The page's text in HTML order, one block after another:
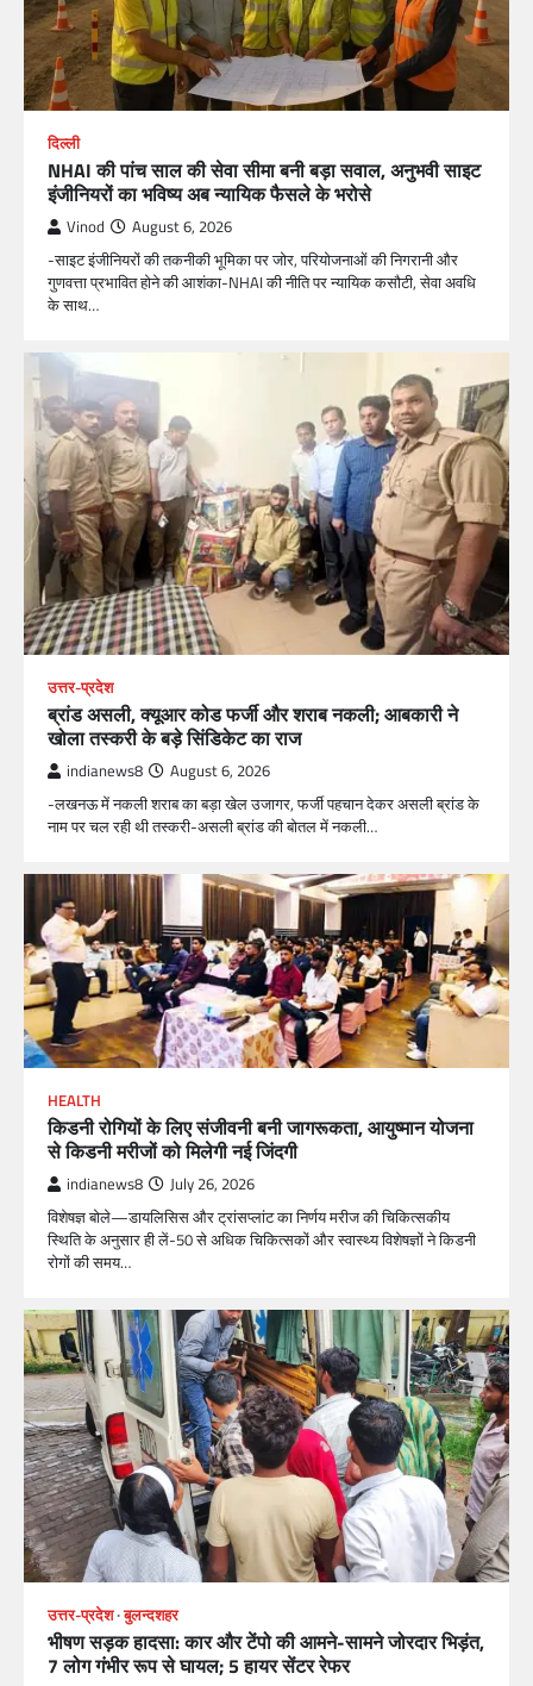
दिल्ली
NHAI की पांच साल की सेवा सीमा बनी बड़ा सवाल, अनुभवी साइट
इंजीनियरों का भविष्य अब न्यायिक फैसले के भरोसे
Vinod August 6, 2026
-साइट इंजीनियरों की तकनीकी भूमिका पर जोर, परियोजनाओं की निगरानी और
गुणवत्ता प्रभावित होने की आशंका-NHAI की नीति पर न्यायिक कसौटी, सेवा अवधि
के साथ…
उत्तर-प्रदेश
ब्रांड असली, क्यूआर कोड फर्जी और शराब नकली; आबकारी ने
खोला तस्करी के बड़े सिंडिकेट का राज
indianews8 August 6, 2026
-लखनऊ में नकली शराब का बड़ा खेल उजागर, फर्जी पहचान देकर असली ब्रांड के
नाम पर चल रही थी तस्करी-असली ब्रांड की बोतल में नकली…
HEALTH
किडनी रोगियों के लिए संजीवनी बनी जागरूकता, आयुष्मान योजना
से किडनी मरीजों को मिलेगी नई जिंदगी
indianews8 July 26, 2026
विशेषज्ञ बोले—डायलिसिस और ट्रांसप्लांट का निर्णय मरीज की चिकित्सकीय
स्थिति के अनुसार ही लें-50 से अधिक चिकित्सकों और स्वास्थ्य विशेषज्ञों ने किडनी
रोगों की समय…
उत्तर-प्रदेश बुलन्दशहर
भीषण सड़क हादसा: कार और टेंपो की आमने-सामने जोरदार भिड़ंत,
7 लोग गंभीर रूप से घायल; 5 हायर सेंटर रेफर​